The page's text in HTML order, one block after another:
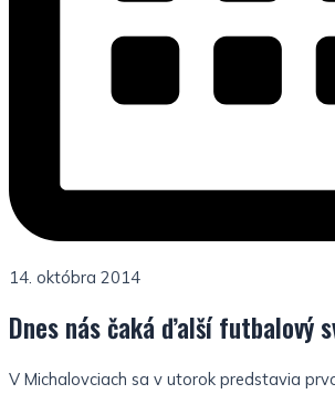
14. októbra 2014
Dnes nás čaká ďalší futbalový
V Michalovciach sa v utorok predstavia